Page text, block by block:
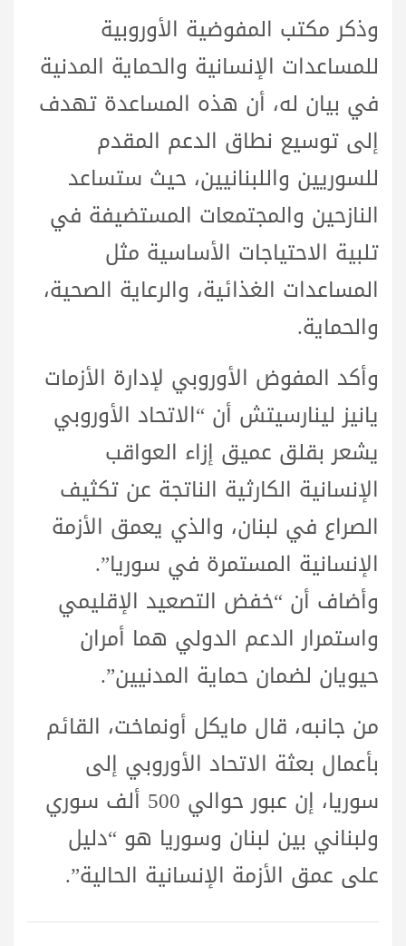
وذكر مكتب المفوضية الأوروبية
للمساعدات الإنسانية والحماية المدنية
في بيان له، أن هذه المساعدة تهدف
إلى توسيع نطاق الدعم المقدم
للسوريين واللبنانيين، حيث ستساعد
النازحين والمجتمعات المستضيفة في
تلبية الاحتياجات الأساسية مثل
المساعدات الغذائية، والرعاية الصحية،
والحماية.
وأكد المفوض الأوروبي لإدارة الأزمات
يانيز لينارسيتش أن “الاتحاد الأوروبي
يشعر بقلق عميق إزاء العواقب
الإنسانية الكارثية الناتجة عن تكثيف
الصراع في لبنان، والذي يعمق الأزمة
الإنسانية المستمرة في سوريا”.
وأضاف أن “خفض التصعيد الإقليمي
واستمرار الدعم الدولي هما أمران
حيويان لضمان حماية المدنيين”.
من جانبه، قال مايكل أونماخت، القائم
بأعمال بعثة الاتحاد الأوروبي إلى
سوريا، إن عبور حوالي 500 ألف سوري
ولبناني بين لبنان وسوريا هو “دليل
على عمق الأزمة الإنسانية الحالية”.